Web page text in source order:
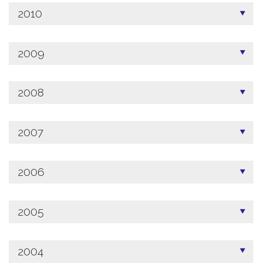
2010
2009
2008
2007
2006
2005
2004